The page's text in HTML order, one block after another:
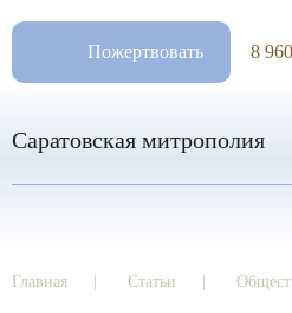
Пожертвовать 8
Саратовская митрополия
Главная Статьи